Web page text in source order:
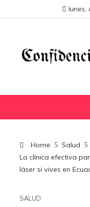
lunes,
Home
Salud
La clínica efectiva
láser si vives en
SALUD